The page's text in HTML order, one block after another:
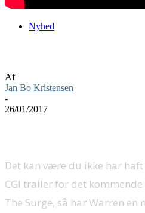
Nyhed
Af
Jan Bo Kristensen
-
26/01/2017
Det kan være du ikke har
CGI trailer for det kommende
The Surge, så har Warren en